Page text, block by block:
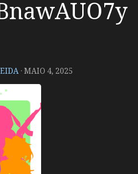
·MAIO 4, 2025